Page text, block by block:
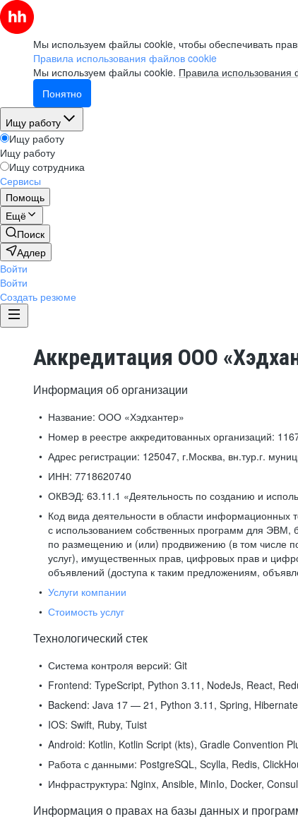
Мы используем файлы cookie, чтобы обеспечивать
Правила использования файлов cookie
Мы используем файлы cookie. Правила использования
Понятно
Ищу работу
Ищу работу
Ищу работу
Ищу сотрудника
Сервисы
Помощь
Ещё
Поиск
Адлер
Войти
Войти
Создать резюме
Аккредитация ООО
Информация об организации
Название: ООО «Хэдхантер»
Номер в реестре аккредитованных организаций:
Адрес регистрации: 125047, г.Москва, вн.тур.г.
ИНН: 7718620740
ОКВЭД: 63.11.1 «Деятельность по созданию и
Код вида деятельности в области информационных
с использованием собственных программ для ЭВМ,
по размещению и (или) продвижению (в том числе
услуг), имущественных прав, цифровых прав и
объявлений (доступа к таким предложениям,
Услуги компании
Стоимость услуг
Технологический стек
Система контроля версий: Git
Frontend: TypeScript, Python 3.11, NodeJs, React,
Backend: Java 17 — 21, Python 3.11, Spring,
IOS: Swift, Ruby, Tuist
Android: Kotlin, Kotlin Script (kts), Gradle Convention
Работа с данными: PostgreSQL, Scylla, Redis,
Инфраструктура: Nginx, Ansible, MinIo, Docker,
Информация о правах на базы данных и